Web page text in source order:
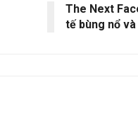
The Next
tế bùng nổ